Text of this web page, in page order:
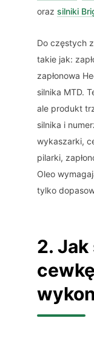
oraz silniki
Do częstych
takie jak:
zapłonowa
silnika MTD.
ale produkt
silnika i
wykaszarki,
pilarki,
Oleo
tylko
2.